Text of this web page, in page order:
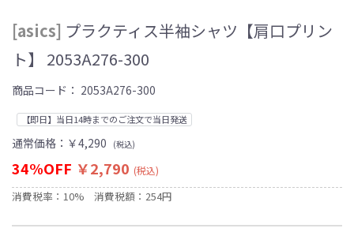
[asics] プラクティス半袖シャツ【肩口プリン
ト】 2053A276-300
商品コード： 2053A276-300
【即日】当日14時までのご注文で当日発送
通常価格： ￥4,290 (税込)
34%OFF ￥2,790 (税込)
消費税率：10% 消費税額：254円